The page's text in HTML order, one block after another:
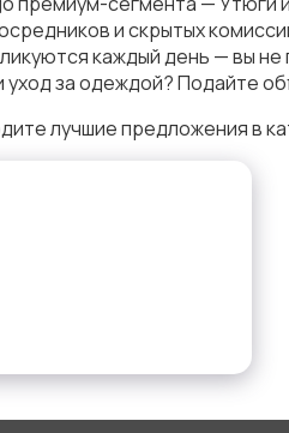
и скрытых
каждый день — вы
за одеждой? Подайте
лучшие предложения в